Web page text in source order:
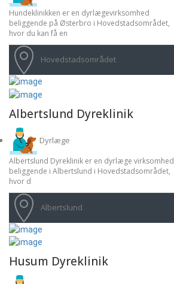
Hundeklinikken er en dyrlægevirksomhed
beliggende på Østerbro i Hovedstadsområdet,
hvor du kan få en
Hovedstadsområdet
Albertslund Dyreklinik
Dyrlæge
Albertslund Dyreklinik er en dyrlæge virksomhed
beliggende i Albertslund i Hovedstadsområdet,
hvor d
Albertslund
Husum Dyreklinik